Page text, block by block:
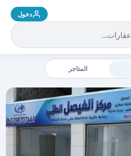
دخول
المتاجر